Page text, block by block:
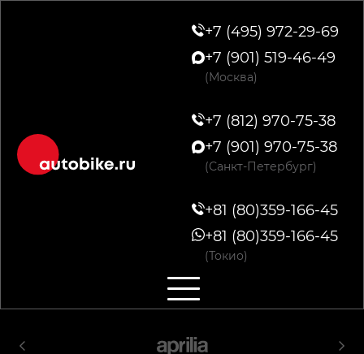
+7 (495) 972-29-69
+7 (901) 519-46-49
(Москва)
+7 (812) 970-75-38
+7 (901) 970-75-38
(Санкт-Петербург)
+81 (80)359-166-45
+81 (80)359-166-45
(Токио)